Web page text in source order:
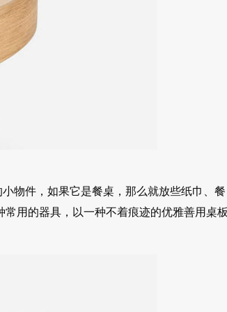
物件，如果它是餐桌，那么就放些纸巾、餐
用的器具，以一种不着痕迹的优雅善用桌